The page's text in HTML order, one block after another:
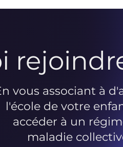
vous associant à
l'école de votre
accéder à un
maladie